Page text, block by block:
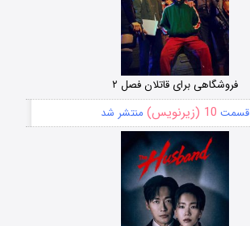
فروشگاهی برای قاتلان فصل ۲
قسمت 10 (زیرنویس) منتشر شد